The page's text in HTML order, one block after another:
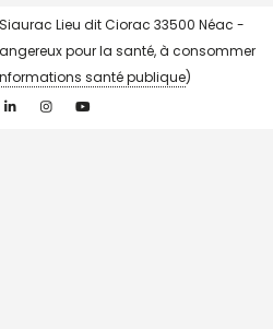
Lieu dit Ciorac 33500 Néac -
pour la santé, à consommer
santé publique)
Linkedin InstagramYouTube